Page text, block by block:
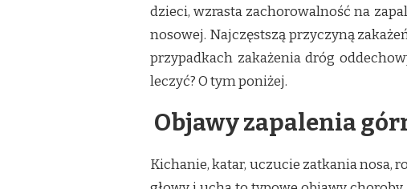
dzieci, wzrasta zachorowalność na
nosowej. Najczęstszą przyczyną
przypadkach zakażenia dróg
leczyć? O tym poniżej.
Objawy zapalenia
Kichanie, katar, uczucie zatkania nosa,